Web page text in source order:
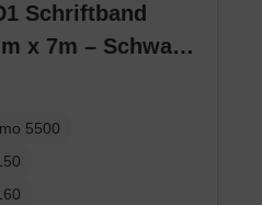
Schriftband
x 7m – Schwarz
5500